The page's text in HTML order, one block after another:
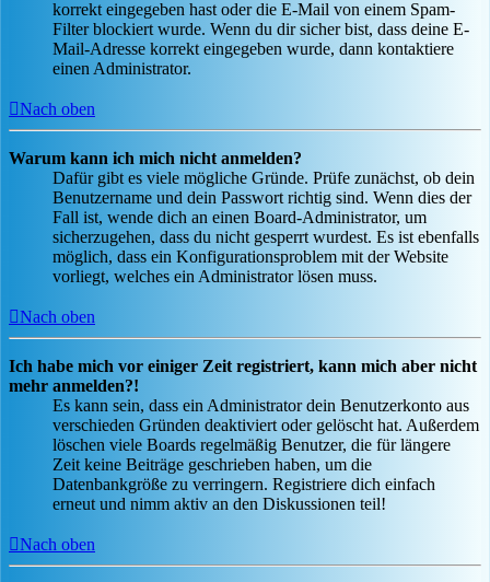
korrekt eingegeben hast oder die E-Mail von einem Spam-
Filter blockiert wurde. Wenn du dir sicher bist, dass deine E-
Mail-Adresse korrekt eingegeben wurde, dann kontaktiere
einen Administrator.
Nach oben
Warum kann ich mich nicht anmelden?
Dafür gibt es viele mögliche Gründe. Prüfe zunächst, ob dein
Benutzername und dein Passwort richtig sind. Wenn dies der
Fall ist, wende dich an einen Board-Administrator, um
sicherzugehen, dass du nicht gesperrt wurdest. Es ist ebenfalls
möglich, dass ein Konfigurationsproblem mit der Website
vorliegt, welches ein Administrator lösen muss.
Nach oben
Ich habe mich vor einiger Zeit registriert, kann mich aber nicht
mehr anmelden?!
Es kann sein, dass ein Administrator dein Benutzerkonto aus
verschieden Gründen deaktiviert oder gelöscht hat. Außerdem
löschen viele Boards regelmäßig Benutzer, die für längere
Zeit keine Beiträge geschrieben haben, um die
Datenbankgröße zu verringern. Registriere dich einfach
erneut und nimm aktiv an den Diskussionen teil!
Nach oben